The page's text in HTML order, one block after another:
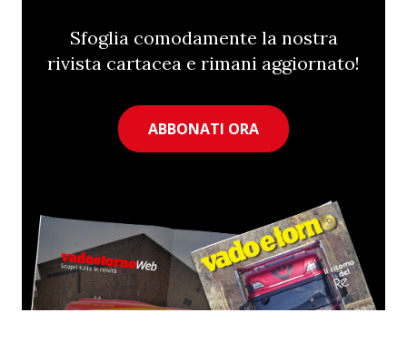
Sfoglia comodamente la nostra
rivista cartacea e rimani aggiornato!
ABBONATI ORA